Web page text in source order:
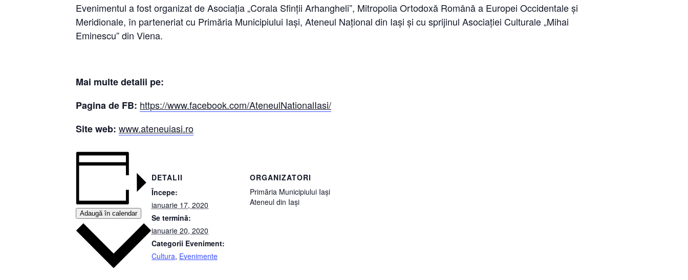
Evenimentul a fost organizat de Asociația „Corala Sfinții Arhangheli”, Mitropolia Ortodoxă Română a Europei Occidentale şi
Meridionale, în parteneriat cu Primăria Municipiului Iași, Ateneul Național din Iași și cu sprijinul Asociației Culturale „Mihai
Eminescu” din Viena.
Mai multe detalii pe:
Pagina de FB: https://www.facebook.com/AteneulNationalIasi/
Site web: www.ateneuiasi.ro
Adaugă în calendar
DETALII
Începe:
ianuarie 17, 2020
Se termină:
ianuarie 20, 2020
Categorii Eveniment:
Cultura, Evenimente
ORGANIZATORI
Primăria Municipiului Iași
Ateneul din Iași